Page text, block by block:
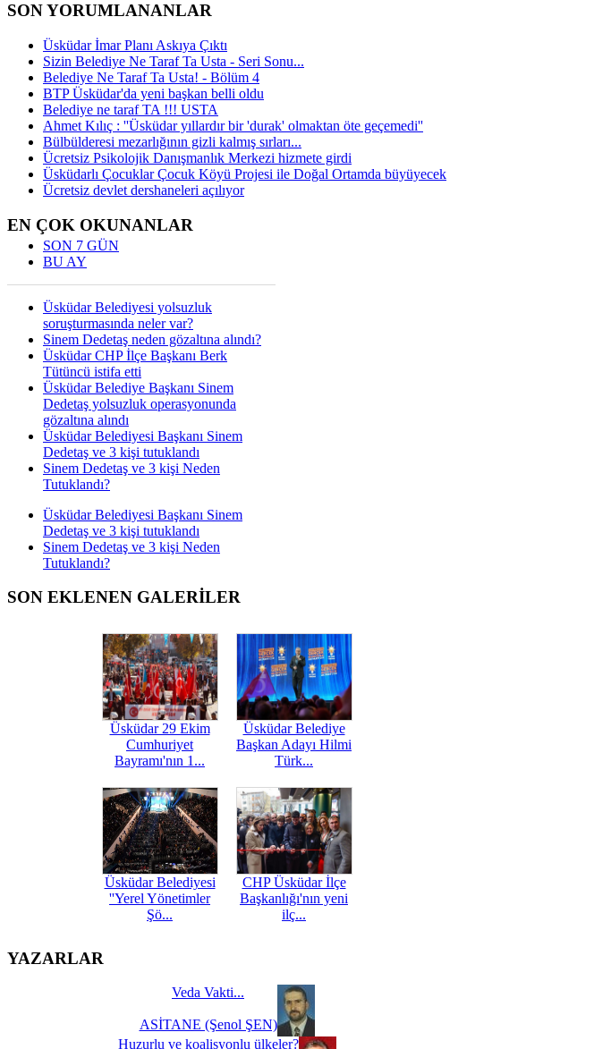
SON YORUMLANANLAR
Üsküdar İmar Planı Askıya Çıktı
Sizin Belediye Ne Taraf Ta Usta - Seri Sonu...
Belediye Ne Taraf Ta Usta! - Bölüm 4
BTP Üsküdar'da yeni başkan belli oldu
Belediye ne taraf TA !!! USTA
Ahmet Kılıç : ''Üsküdar yıllardır bir 'durak' olmaktan öte geçemedi''
Bülbülderesi mezarlığının gizli kalmış sırları...
Ücretsiz Psikolojik Danışmanlık Merkezi hizmete girdi
Üsküdarlı Çocuklar Çocuk Köyü Projesi ile Doğal Ortamda büyüyecek
Ücretsiz devlet dershaneleri açılıyor
EN ÇOK OKUNANLAR
SON 7 GÜN
BU AY
Üsküdar Belediyesi yolsuzluk
soruşturmasında neler var?
Sinem Dedetaş neden gözaltına alındı?
Üsküdar CHP İlçe Başkanı Berk
Tütüncü istifa etti
Üsküdar Belediye Başkanı Sinem
Dedetaş yolsuzluk operasyonunda
gözaltına alındı
Üsküdar Belediyesi Başkanı Sinem
Dedetaş ve 3 kişi tutuklandı
Sinem Dedetaş ve 3 kişi Neden
Tutuklandı?
Üsküdar Belediyesi Başkanı Sinem
Dedetaş ve 3 kişi tutuklandı
Sinem Dedetaş ve 3 kişi Neden
Tutuklandı?
SON EKLENEN GALERİLER
Üsküdar 29 Ekim
Cumhuriyet
Bayramı'nın 1...
Üsküdar Belediye
Başkan Adayı Hilmi
Türk...
Üsküdar Belediyesi
''Yerel Yönetimler
Şö...
CHP Üsküdar İlçe
Başkanlığı'nın yeni
ilç...
YAZARLAR
Veda Vakti...
ASİTANE (Şenol ŞEN)
Huzurlu ve koalisyonlu ülkeler?